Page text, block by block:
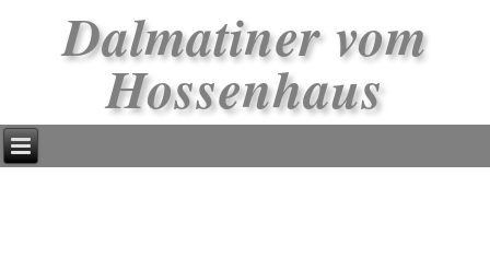
Dalmatiner vom
Hossenhaus